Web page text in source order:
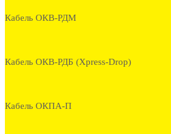
Кабель ОКВ-РДМ
Кабель ОКВ-РДБ (Xpress-Drop)
Кабель ОКПА-П